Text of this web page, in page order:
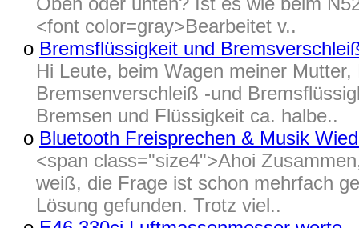
<font color=gray>Bearbeitet v..
o Bremsflüssigkeit und
Hi Leute, beim Wagen meiner
Bremsenverschleiß -und
Bremsen und Flüssigkeit ca. halbe..
o Bluetooth Freisprechen & Musik
<span class="size4">Ahoi
weiß, die Frage ist schon mehrfach
Lösung gefunden. Trotz viel..